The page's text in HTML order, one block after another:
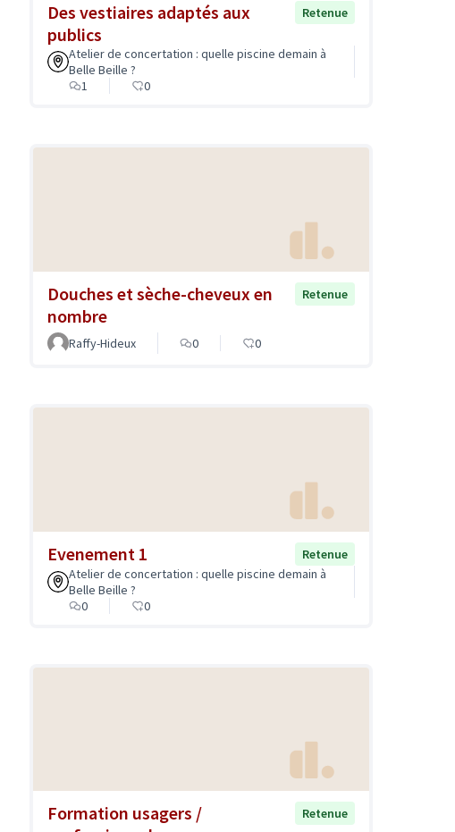
Des vestiaires adaptés aux
publics
Retenue
Atelier de concertation : quelle piscine demain à
Belle Beille ?
1
0
Douches et sèche-cheveux en
nombre
Retenue
Raffy-Hideux 0 0
Evenement 1
Retenue
Atelier de concertation : quelle piscine demain à
Belle Beille ?
0
0
Formation usagers /
Retenue